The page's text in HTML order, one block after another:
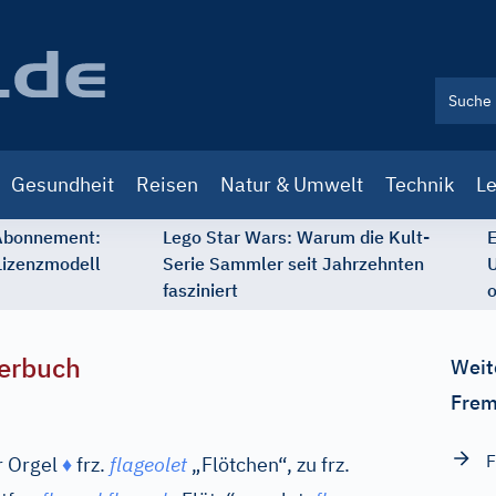
Gesundheit Reisen Natur & Umwelt Technik
Lego Star Wars: Warum die Kult-
Serie Sammler seit Jahrzehnten
fasziniert
Orgel♦frz. flageolet „Flötchen“, zu frz.